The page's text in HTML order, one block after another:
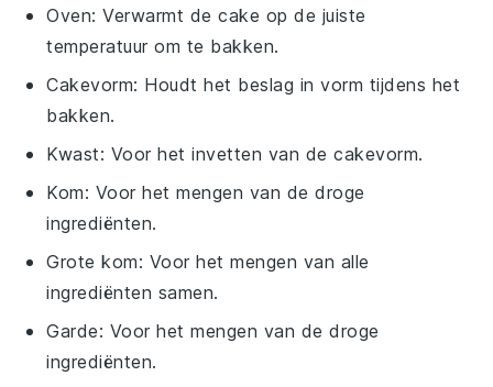
Oven: Verwarmt de cake op de juiste
temperatuur om te bakken.
Cakevorm: Houdt het beslag in vorm tijdens het
bakken.
Kwast: Voor het invetten van de cakevorm.
Kom: Voor het mengen van de droge
ingrediënten.
Grote kom: Voor het mengen van alle
ingrediënten samen.
Garde: Voor het mengen van de droge
ingrediënten.